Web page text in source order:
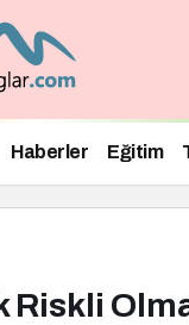
Haberler Eğitim
Riskli